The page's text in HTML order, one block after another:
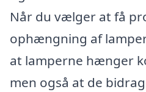
Når du vælger at få
ophængning af
at lamperne hænger
men også at de